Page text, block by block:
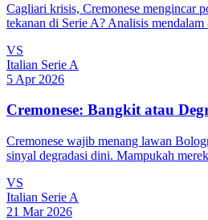
Cagliari krisis, Cremonese mengincar
tekanan di Serie A? Analisis
VS
Italian Serie A
5 Apr 2026
Cremonese: Bangkit atau
Cremonese wajib menang lawan
sinyal degradasi dini. Mampukah
VS
Italian Serie A
21 Mar 2026